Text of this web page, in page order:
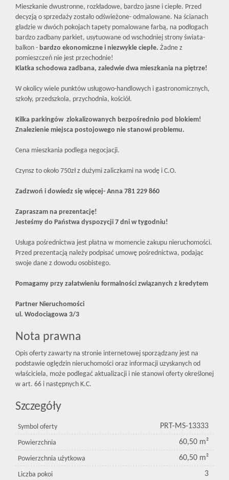
Mieszkanie dwustronne, rozkładowe, bardzo jasne i ciepłe. Przed
decyzją o sprzedaży zostało odświeżone- odmalowane. Na ścianach
gładzie w dwóch pokojach tapety pomalowane farbą, na podłogach
bardzo zadbany parkiet, usytuowane od wschodniej strony świata-
balkon - bardzo ekonomiczne i niezwykle ciepłe. Żadne z
pomieszczeń nie jest przechodnie!
Klatka schodowa zadbana, zaledwie dwa mieszkania na piętrze!
W okolicy wiele punktów usługowo-handlowych i gastronomicznych,
szkoły, przedszkola, przychodnia, kościół.
Kilka parkingów zlokalizowanych bezpośrednio pod blokiem!
Znalezienie miejsca postojowego nie stanowi problemu.
Cena mieszkania podlega negocjacji.
Czynsz to około 750zł z dużymi zaliczkami na wodę i C.O.
Zadzwoń i dowiedz się więcej- Anna 781 229 860
Zapraszam na prezentację!
Jesteśmy do Państwa dyspozycji 7 dni w tygodniu!
Usługa pośrednictwa jest płatna w momencie zakupu nieruchomości.
Przed prezentacją należy podpisać umowę pośrednictwa, podając
swoje dane z dowodu osobistego.
Pomagamy przy załatwieniu formalności związanych z kredytem
Partner Nieruchomości
ul. Wodociągowa 3/3
Nota prawna
Opis oferty zawarty na stronie internetowej sporządzany jest na
podstawie oględzin nieruchomości oraz informacji uzyskanych od
właściciela, może podlegać aktualizacji i nie stanowi oferty określonej
w art. 66 i następnych K.C.
Szczegóły
Symbol oferty PRT-MS-13333
Powierzchnia 60,50 m²
Powierzchnia użytkowa 60,50 m²
Liczba pokoi 3